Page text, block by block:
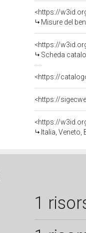
<https://
Misure del
<https://
Scheda
<https://
<https://
<https://
Italia, Veneto,
1